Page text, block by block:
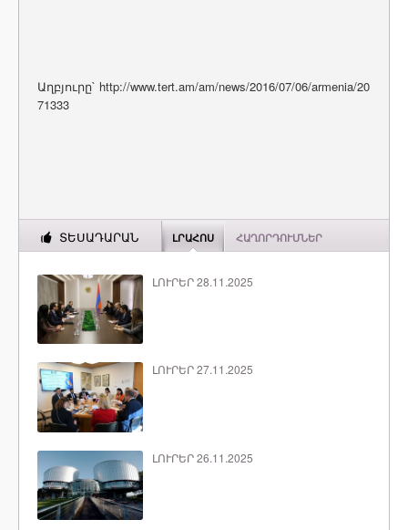
Աղբյուրը` http://www.tert.am/am/news/2016/07/06/armenia/20
71333
ՏԵՍԱԴԱՐԱՆ ԼՐԱՀՈՍ ՀԱՂՈՐԴՈՒՄՆԵՐ
ԼՈՒՐԵՐ 28.11.2025
ԼՈՒՐԵՐ 27.11.2025
ԼՈՒՐԵՐ 26.11.2025